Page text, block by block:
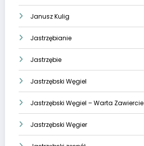
Janusz Kulig
Jastrzębianie
Jastrzębie
Jastrzębski Węgiel
Jastrzębski Węgiel – Warta Zawiercie
Jastrzębski Węgier